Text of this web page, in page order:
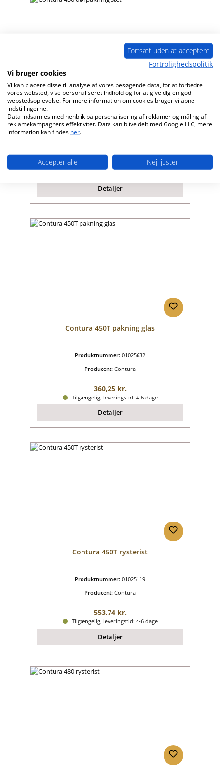
Contura 450 dørpakning sæt
Produktnummer:
Detaljer
Contura 450T pakning glas
Produktnummer: 01025632
Producent: Contura
Almindelig pris:
360,25 kr.
Tilgængelig, leveringstid: 4-6 dage
Detaljer
Contura 450T rysterist
Produktnummer: 01025119
Producent: Contura
Almindelig pris:
553,74 kr.
Tilgængelig, leveringstid: 4-6 dage
Detaljer
Fortsæt uden at acceptere
Fortrolighedspolitik
Vi bruger cookies
Vi kan placere disse til analyse af vores besøgende data, for at forbedre
vores websted, vise personaliseret indhold og for at give dig en god
webstedsoplevelse. For mere information om cookies bruger vi åbne
indstillingerne.
Data indsamles med henblik på personalisering af reklamer og måling af
reklamekampagners effektivitet. Data kan blive delt med Google LLC, mere
information kan findes her.
Accepter alle Nej, juster